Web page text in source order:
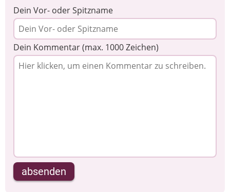
Dein Vor- oder Spitzname
Dein Kommentar (max. 1000 Zeichen)
absenden